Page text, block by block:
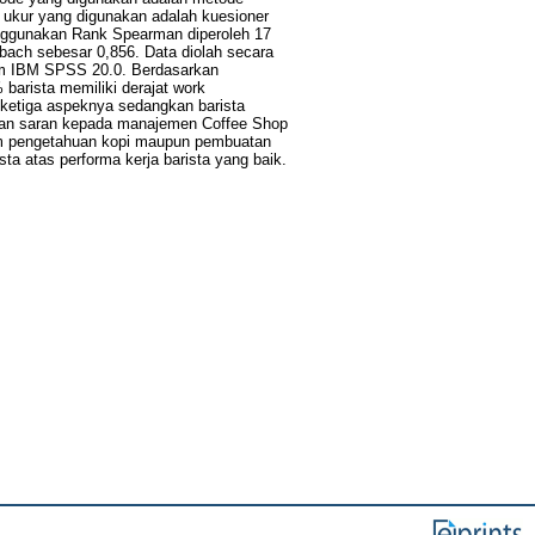
yang digunakan adalah kuesioner
Rank Spearman diperoleh 17
sebesar 0,856. Data diolah secara
IBM SPSS 20.0. Berdasarkan
barista memiliki derajat work
aspeknya sedangkan barista
saran kepada manajemen Coffee Shop
kopi maupun pembuatan
atas performa kerja barista yang baik.